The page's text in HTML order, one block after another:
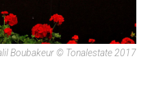
Boubakeur © Tonalestate 2017